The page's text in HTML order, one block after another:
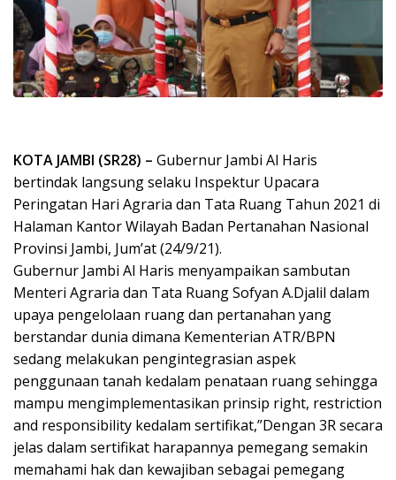
KOTA JAMBI (SR28) – Gubernur Jambi Al Haris
bertindak langsung selaku Inspektur Upacara
Peringatan Hari Agraria dan Tata Ruang Tahun 2021 di
Halaman Kantor Wilayah Badan Pertanahan Nasional
Provinsi Jambi, Jum’at (24/9/21).
Gubernur Jambi Al Haris menyampaikan sambutan
Menteri Agraria dan Tata Ruang Sofyan A.Djalil dalam
upaya pengelolaan ruang dan pertanahan yang
berstandar dunia dimana Kementerian ATR/BPN
sedang melakukan pengintegrasian aspek
penggunaan tanah kedalam penataan ruang sehingga
mampu mengimplementasikan prinsip right, restriction
and responsibility kedalam sertifikat,”Dengan 3R secara
jelas dalam sertifikat harapannya pemegang semakin
memahami hak dan kewajiban sebagai pemegang